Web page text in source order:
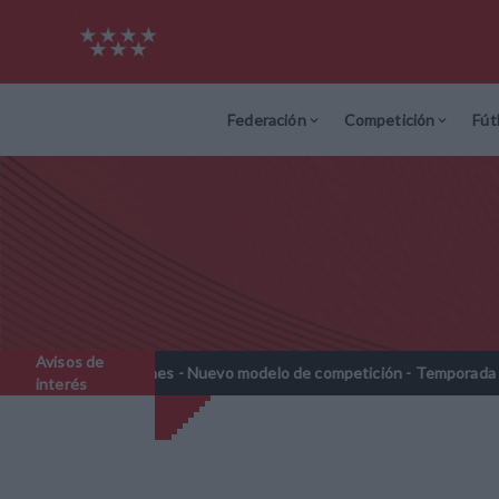
Federación Competición
Avisos de
interés
- Nuevo modelo de competición - Temporada 2026-2027